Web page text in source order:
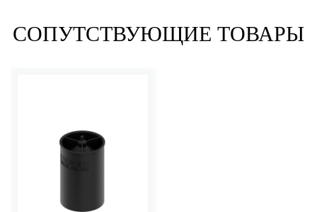
СОПУТСТВУЮЩИЕ ТОВАРЫ